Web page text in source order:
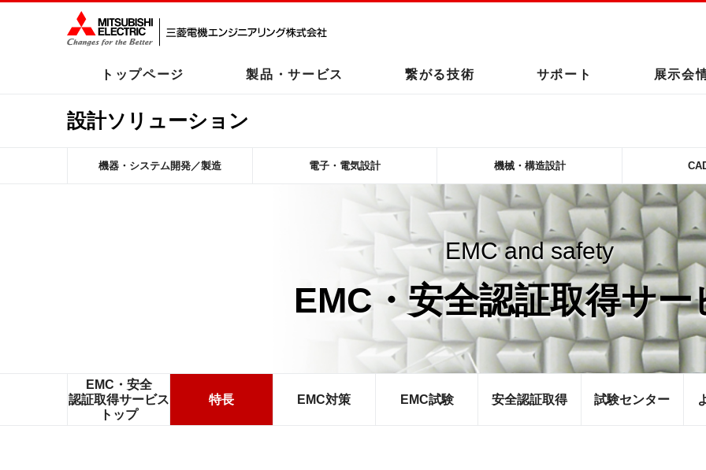
トップページ 製品・サービス 繋がる技術 サポート 展示会
設計ソリューション
機器・システム開発／製造 電子・電気設計 機械・構造設計
EMC and safety
EMC・安全認証取得サー
EMC・安全
認証取得サービス
トップ
特長 EMC対策 EMC試験 安全認証取得 試験センター